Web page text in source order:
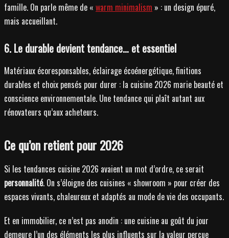
famille. On parle même de « warm minimalism » : un design épuré,
mais accueillant.
6. Le durable devient tendance… et essentiel
Matériaux écoresponsables, éclairage écoénergétique, finitions
durables et choix pensés pour durer : la cuisine 2026 marie beauté et
conscience environnementale. Une tendance qui plaît autant aux
rénovateurs qu’aux acheteurs.
Ce qu’on retient pour 2026
Si les tendances cuisine 2026 avaient un mot d’ordre, ce serait
personnalité. On s’éloigne des cuisines « showroom » pour créer des
espaces vivants, chaleureux et adaptés au mode de vie des occupants.
Et en immobilier, ce n’est pas anodin : une cuisine au goût du jour
demeure l’un des éléments les plus influents sur la valeur perçue